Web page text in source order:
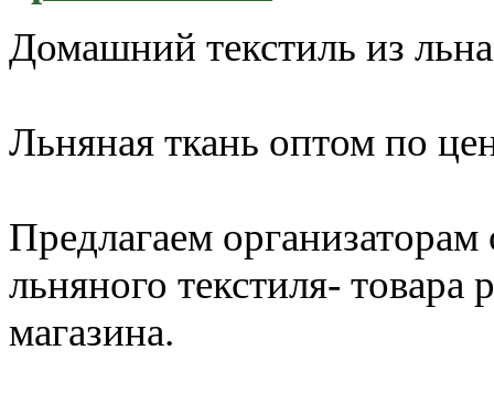
Домашний текстиль из
Льняная ткань оптом по
Предлагаем
льняного текстиля- товара
магазина.